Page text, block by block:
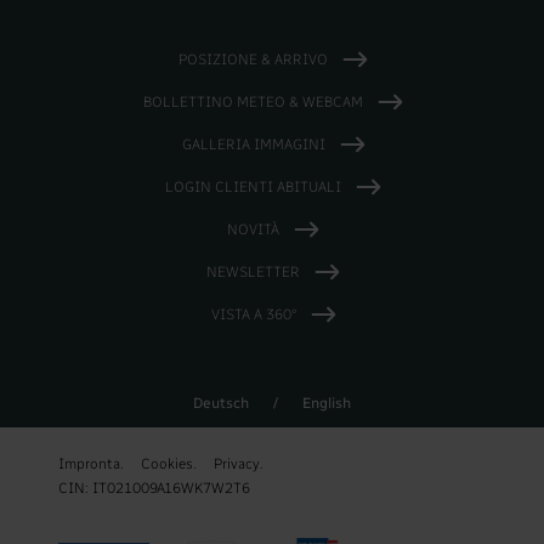
POSIZIONE & ARRIVO
BOLLETTINO METEO & WEBCAM
GALLERIA IMMAGINI
LOGIN CLIENTI ABITUALI
NOVITÀ
NEWSLETTER
VISTA A 360°
Deutsch / English
Impronta. Cookies.
Privacy.
CIN: IT021009A16WK7W2T6